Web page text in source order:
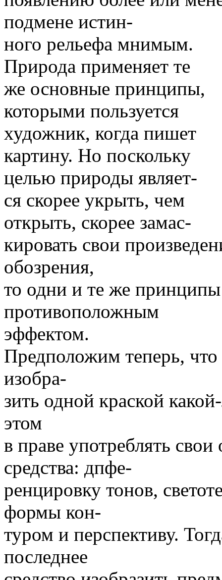
подмене истин-
ного рельефа мнимым.
Природа применяет те
же основные принципы,
которыми пользуется
художник, когда пишет
картину. Но поскольку
целью природы являет-
ся скорее укрыть, чем
открыть, скорее замас-
кировать свои
обозрения,
то одни и те же
противоположным
эффектом.
Предположим теперь,
изобра-
зить одной краской
этом
в праве употреблять
средства: дпфе-
ренцировку тонов,
формы кон-
туром и перспективу.
последнее